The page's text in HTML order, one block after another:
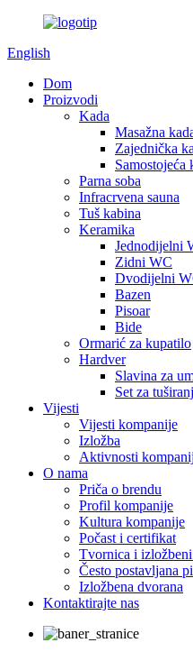
English
Dom
Proizvodi
Kada
Masažna
Zajednička
Samostojeća
Parna soba
Infracrvena sauna
Tuš kabina
Keramika
Jednodijelni
Zidni WC
Dvodijelni
Bazen
Pisoar
Bide
Ormarić za kupatilo
Hardver
Slavina za
Set za
Vijesti
Vijesti kompanije
Izložba
Aktivnosti
O nama
Priča o brendu
Profil kompanije
Kultura kompanije
Počast i certifikat
Tvornica i izložbeni
Često postavljana
Izložbena dvorana
Kontaktirajte nas